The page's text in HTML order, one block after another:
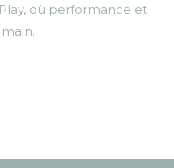
où performance et